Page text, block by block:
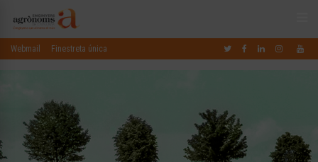
Webmail Finestreta única